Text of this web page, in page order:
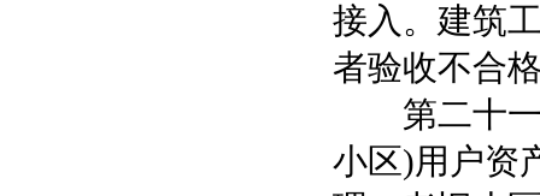
接入。建筑
者验收不合
第二十一
小区)用户资